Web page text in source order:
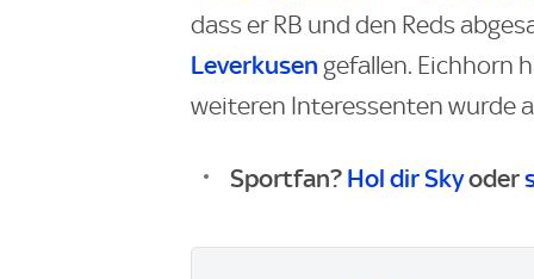
dass er RB und den Reds
Leverkusen gefallen. Eichhorn
weiteren Interessenten wurde
Sportfan? Hol dir Skyoder